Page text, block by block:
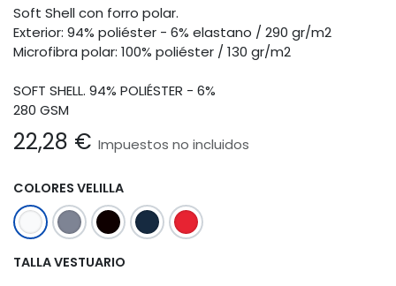
Soft Shell con forro polar.
Exterior: 94% poliéster - 6% elastano / 290 gr/m2
Microfibra polar: 100% poliéster / 130 gr/m2
SOFT SHELL. 94% POLIÉSTER - 6%
280 GSM
22,28 € Impuestos no incluidos
COLORES VELILLA
TALLA VESTUARIO